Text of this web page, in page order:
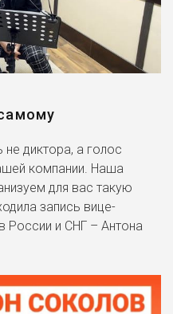
диктора, а голос
компании. Наша
для вас такую
запись вице-
России и СНГ – Антона